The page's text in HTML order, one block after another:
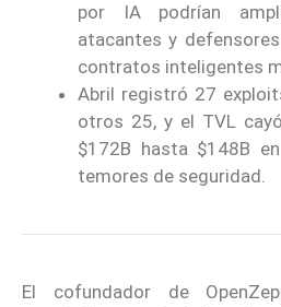
por IA podrían
atacantes y
contratos inteligentes
Abril registró 27
otros 25, y el TVL
$172B hasta $148B
temores de seguridad.
El cofundador de